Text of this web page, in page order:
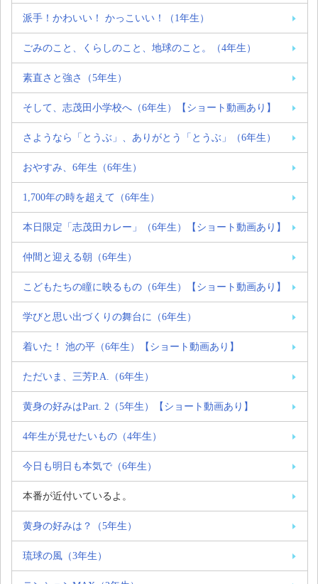
派手！かわいい！ かっこいい！（1年生）
ごみのこと、くらしのこと、地球のこと。（4年生）
素直さと強さ（5年生）
そして、志茂田小学校へ（6年生）【ショート動画あり】
さようなら「とうぶ」、ありがとう「とうぶ」（6年生）
おやすみ、6年生（6年生）
1,700年の時を超えて（6年生）
本日限定「志茂田カレー」（6年生）【ショート動画あり】
仲間と迎える朝（6年生）
こどもたちの瞳に映るもの（6年生）【ショート動画あり】
学びと思い出づくりの舞台に（6年生）
着いた！ 池の平（6年生）【ショート動画あり】
ただいま、三芳P.A.（6年生）
黄身の好みはPart. 2（5年生）【ショート動画あり】
4年生が見せたいもの（4年生）
今日も明日も本気で（6年生）
本番が近付いているよ。
黄身の好みは？（5年生）
琉球の風（3年生）